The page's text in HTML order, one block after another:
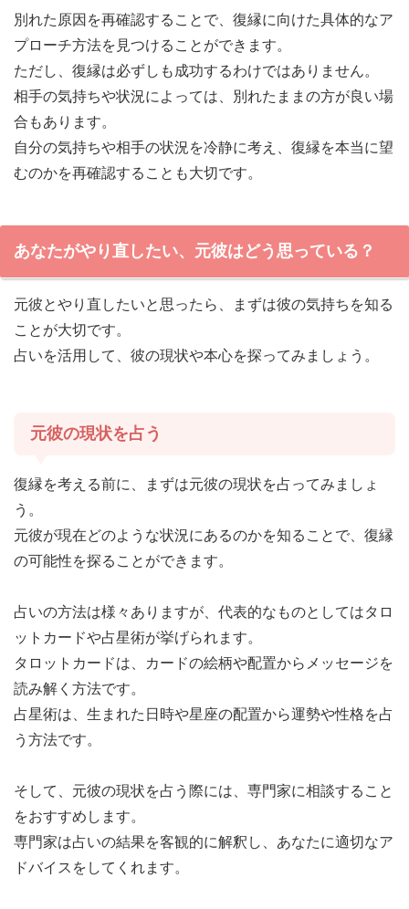
別れた原因を再確認することで、復縁に向けた具体的なア
プローチ方法を見つけることができます。
ただし、復縁は必ずしも成功するわけではありません。
相手の気持ちや状況によっては、別れたままの方が良い場
合もあります。
自分の気持ちや相手の状況を冷静に考え、復縁を本当に望
むのかを再確認することも大切です。
あなたがやり直したい、元彼はどう思っている？
元彼とやり直したいと思ったら、まずは彼の気持ちを知る
ことが大切です。
占いを活用して、彼の現状や本心を探ってみましょう。
元彼の現状を占う
復縁を考える前に、まずは元彼の現状を占ってみましょ
う。
元彼が現在どのような状況にあるのかを知ることで、復縁
の可能性を探ることができます。
占いの方法は様々ありますが、代表的なものとしてはタロ
ットカードや占星術が挙げられます。
タロットカードは、カードの絵柄や配置からメッセージを
読み解く方法です。
占星術は、生まれた日時や星座の配置から運勢や性格を占
う方法です。
そして、元彼の現状を占う際には、専門家に相談すること
をおすすめします。
専門家は占いの結果を客観的に解釈し、あなたに適切なア
ドバイスをしてくれます。